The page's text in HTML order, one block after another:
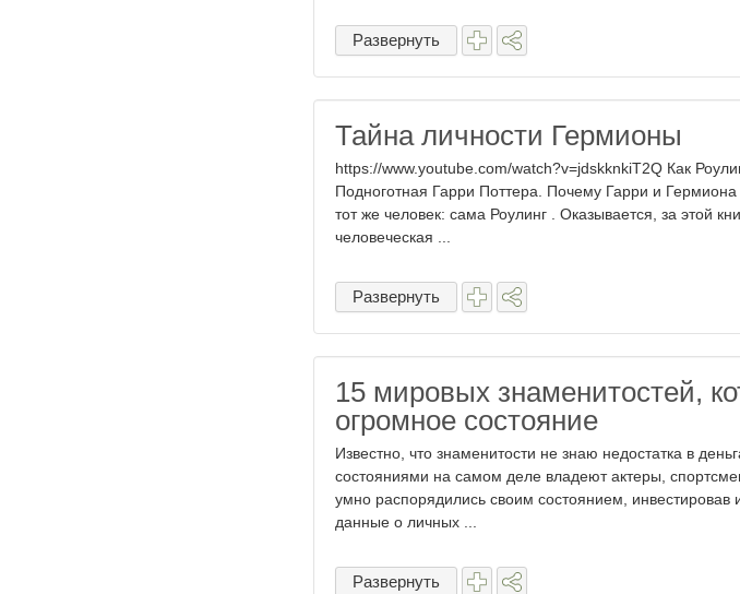
Развернуть
Тайна личности Гермионы
https://www.youtube.com/watch?v=jdskknkiT2Q Как
Подноготная Гарри Поттера. Почему Гарри и
тот же человек: сама Роулинг . Оказывается, за этой
человеческая ...
Развернуть
15 мировых знаменитостей,
огромное состояние
Известно, что знаменитости не знаю недостатка в
состояниями на самом деле владеют актеры,
умно распорядились своим состоянием, инвестировав
данные о личных ...
Развернуть